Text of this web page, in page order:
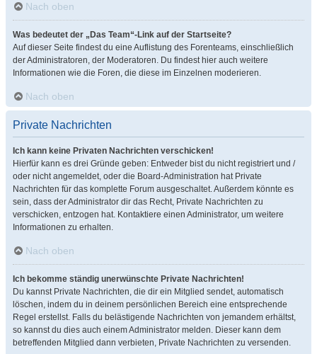
Nach oben
Was bedeutet der „Das Team“-Link auf der Startseite?
Auf dieser Seite findest du eine Auflistung des Forenteams, einschließlich
der Administratoren, der Moderatoren. Du findest hier auch weitere
Informationen wie die Foren, die diese im Einzelnen moderieren.
Nach oben
Private Nachrichten
Ich kann keine Privaten Nachrichten verschicken!
Hierfür kann es drei Gründe geben: Entweder bist du nicht registriert und /
oder nicht angemeldet, oder die Board-Administration hat Private
Nachrichten für das komplette Forum ausgeschaltet. Außerdem könnte es
sein, dass der Administrator dir das Recht, Private Nachrichten zu
verschicken, entzogen hat. Kontaktiere einen Administrator, um weitere
Informationen zu erhalten.
Nach oben
Ich bekomme ständig unerwünschte Private Nachrichten!
Du kannst Private Nachrichten, die dir ein Mitglied sendet, automatisch
löschen, indem du in deinem persönlichen Bereich eine entsprechende
Regel erstellst. Falls du belästigende Nachrichten von jemandem erhältst,
so kannst du dies auch einem Administrator melden. Dieser kann dem
betreffenden Mitglied dann verbieten, Private Nachrichten zu versenden.